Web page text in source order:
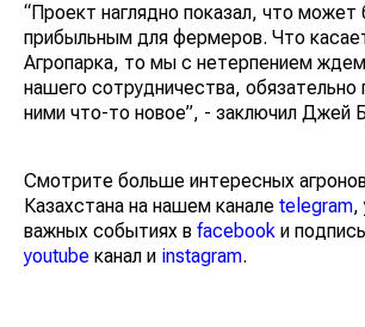
“Проект наглядно показал, что может
прибыльным для фермеров. Что
Агропарка, то мы с нетерпением
нашего сотрудничества, обязательно
ними что-то новое”, - заключил Джей
Смотрите больше интересных
Казахстана на нашем канале telegram,
важных событиях в facebook и
youtube канал и instagram.